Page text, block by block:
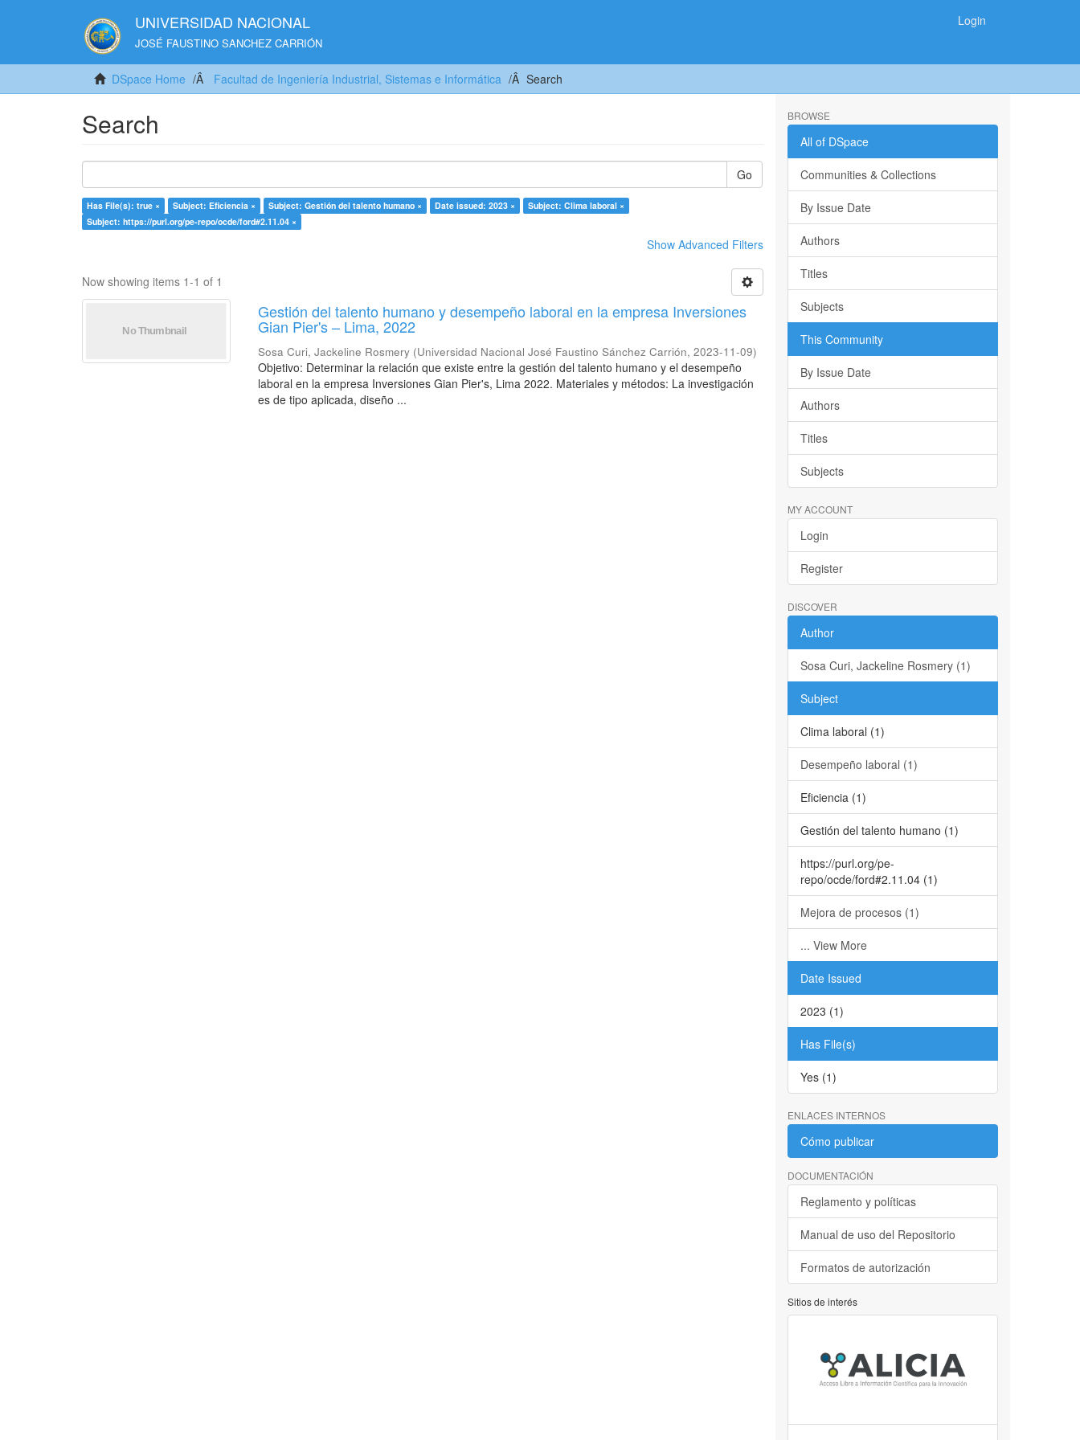
UNIVERSIDAD NACIONAL
JOSÉ FAUSTINO SANCHEZ CARRIÓN
Login
DSpace Home Facultad de Ingeniería Industrial, Sistemas e Informática Search
Search
Go
Has File(s): true × Subject: Eficiencia × Subject: Gestión del talento humano × Date issued: 2023 ×
Subject: Clima laboral ×
Subject: https://purl.org/pe-repo/ocde/ford#2.11.04 ×
Show Advanced Filters
Now showing items 1-1 of 1
Gestión del talento humano y desempeño laboral en la empresa Inversiones
Gian Pier's – Lima, 2022
Sosa Curi, Jackeline Rosmery (Universidad Nacional José Faustino Sánchez Carrión,2023-11-09)
Objetivo: Determinar la relación que existe entre la gestión del talento humano y el desempeño
laboral en la empresa Inversiones Gian Pier's, Lima 2022. Materiales y métodos: La investigación
es de tipo aplicada, diseño ...
BROWSE
All of DSpace
Communities & Collections
By Issue Date
Authors
Titles
Subjects
This Community
By Issue Date
Authors
Titles
Subjects
MY ACCOUNT
Login
Register
DISCOVER
Author
Sosa Curi, Jackeline Rosmery (1)
Subject
Clima laboral (1)
Desempeño laboral (1)
Eficiencia (1)
Gestión del talento humano (1)
https://purl.org/pe-
repo/ocde/ford#2.11.04 (1)
Mejora de procesos (1)
... View More
Date Issued
2023 (1)
Has File(s)
Yes (1)
ENLACES INTERNOS
Cómo publicar
DOCUMENTACIÓN
Reglamento y políticas
Manual de uso del Repositorio
Formatos de autorización
Sitios de interés